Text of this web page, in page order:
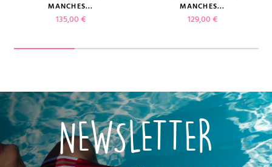
MANCHES...
Prix
135,00 €
MANCHES...
Prix
129,00 €
NEWSLETTER